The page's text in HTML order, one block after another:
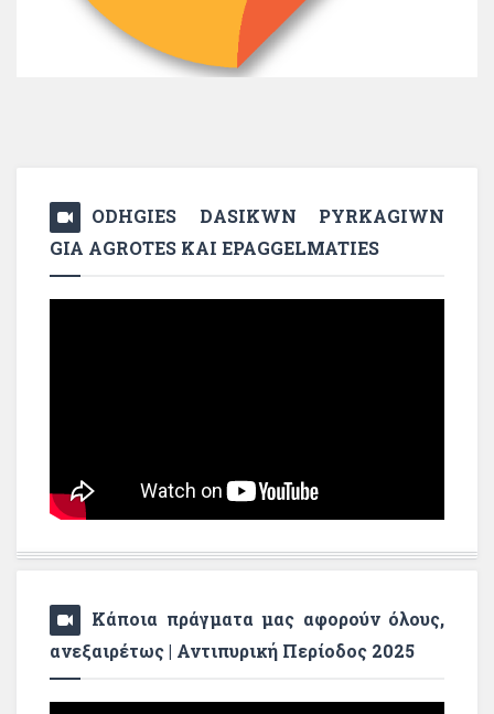
ODHGIES DASIKWN PYRKAGIWN
GIA AGROTES KAI EPAGGELMATIES
Κάποια πράγματα μας αφορούν όλους,
ανεξαιρέτως | Αντιπυρική Περίοδος 2025